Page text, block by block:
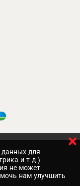
данных для
и т.д.)
не может
нам улучшить